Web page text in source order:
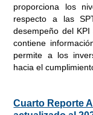
proporciona los
respecto a las
desempeño del
contiene
permite a los
hacia el
Cuarto Reporte